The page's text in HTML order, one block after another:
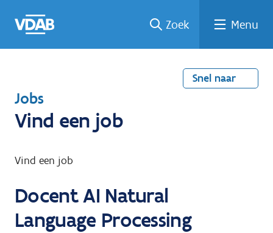
naar
een
een
job
naar
Zoek Menu
Snel naar
T
e
u
n
a
Jobs
Vind een job
Vind een job
Docent AI Natural
Language Processing